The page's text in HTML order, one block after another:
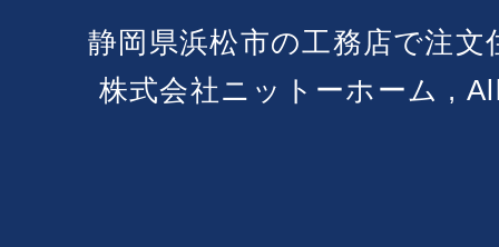
静岡県浜松市の工務店で注
株式会社ニットーホーム ,